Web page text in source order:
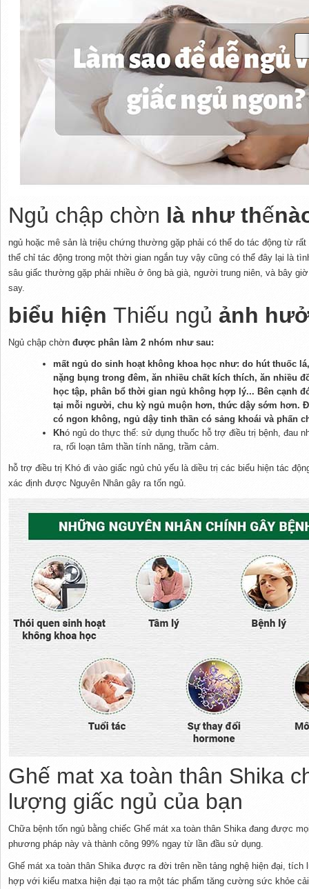
Ngủ chập chờn là như thế
ngủ hoặc mê sản là triệu chứng thường gặp phải có thể do tác động từ
thể chỉ tác động trong một thời gian ngắn tuy vậy cũng có thể đây lại là
sâu giấc thường gặp phải nhiều ở ông bà già, người trung niên, và bây
say.
biểu hiện Thiếu ngủ ảnh
Ngủ chập chờnđược phân làm 2 nhóm như sau:
mất ngủ do sinh hoạt không khoa học như: do hút thuốc
nặng bụng trong đêm, ăn nhiều chất kích thích, ăn nhiều
học tập, phân bổ thời gian ngủ không hợp lý... Bên cạnh
tại mỗi người, chu kỳ ngủ muộn hơn, thức dậy sớm hơn.
có ngon không, ngủ dậy tinh thần có sảng khoái và phấn
Khó ngủ do thực thể: sử dụng thuốc hỗ trợ điều trị bệnh, đau
ra, rối loạn tâm thần tính năng, trầm cảm.
hỗ trợ điều trị Khó đi vào giấc ngủ chủ yếu là diều trị các biểu hiện tác
xác định được Nguyên Nhân gây ra tốn ngủ.
Ghế mat xa toàn thân Shika
lượng giấc ngủ của bạn
Chữa bệnh tốn ngủ bằng chiếc Ghế mát xa toàn thân Shika đang được
phương pháp này và thành công 99% ngay từ lần đầu sử dụng.
Ghế mát xa toàn thân Shika được ra đời trên nền tảng nghệ hiện đại,
hợp với kiểu matxa hiện đại tạo ra một tác phẩm tăng cường sức khỏe